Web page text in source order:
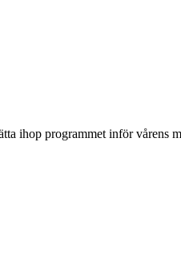
ihop programmet inför vårens